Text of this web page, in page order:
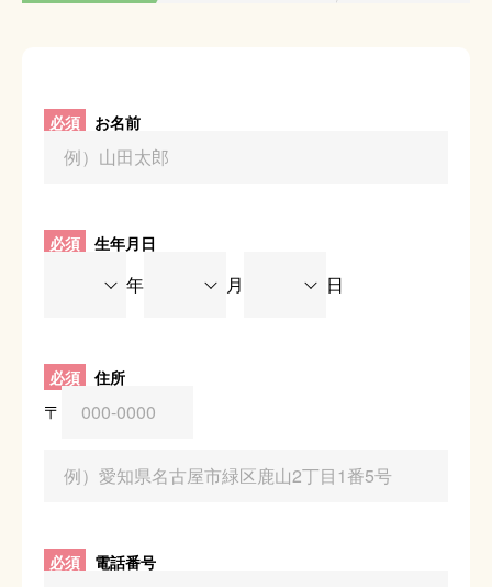
必須 お名前
必須 生年月日
年 月 日
必須 住所
〒
必須 電話番号